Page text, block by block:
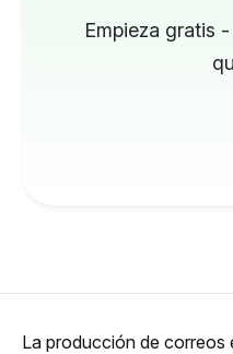
Empieza gratis
La producción de correos